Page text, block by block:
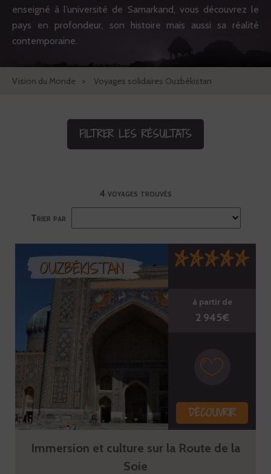
enseigné à l’université de Samarkand, vous découvrez le
pays en profondeur, son histoire mais aussi sa réalité
contemporaine.
Vision du Monde Voyages solidaires Ouzbékistan
FILTRER LES RÉSULTATS
4 voyages trouvés
Trier par
OUZBÉKISTAN
à partir de
2 945€
DÉCOUVRIR
Immersion et culture sur la Route de la
Soie